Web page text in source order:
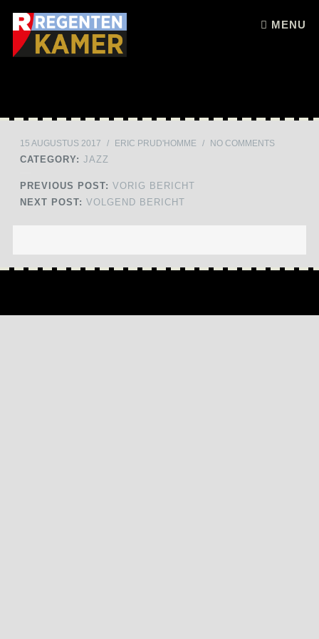
MENU
Skip to content
15 AUGUSTUS 2017 / ERIC PRUD'HOMME / NO COMMENTS
CATEGORY: JAZZ
PREVIOUS POST: VORIG BERICHT
NEXT POST: VOLGEND BERICHT